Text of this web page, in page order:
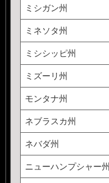
ミシガン州
ミネソタ州
ミシシッピ州
ミズーリ州
モンタナ州
ネブラスカ州
ネバダ州
ニューハンプシャー州